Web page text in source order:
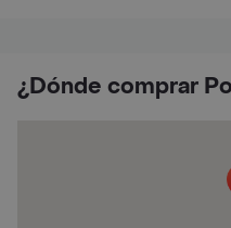
¿Dónde comprar